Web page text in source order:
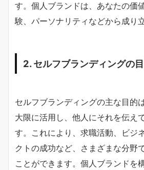
す。個人ブランドは、あなたの価
験、パーソナリティなどから成り
2. セルフブランディングの
セルフブランディングの主な目的
大限に活用し、他人にそれを伝え
す。これにより、求職活動、ビジ
クトの成功など、さまざまな分野
ことができます。個人ブランドを